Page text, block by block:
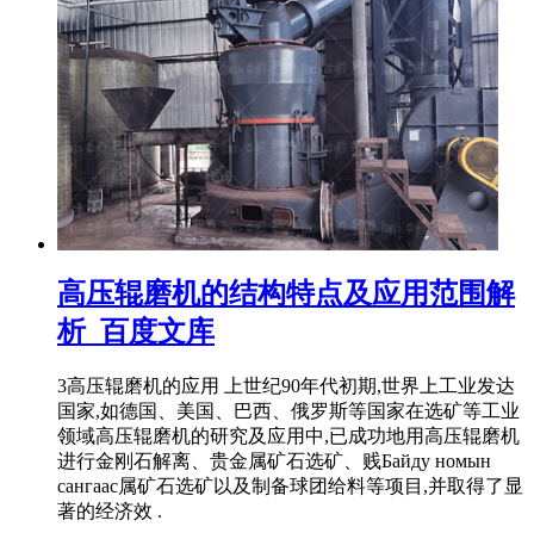
高压辊磨机的结构特点及应用范围解
析_百度文库
3高压辊磨机的应用 上世纪90年代初期,世界上工业发达
国家,如德国、美国、巴西、俄罗斯等国家在选矿等工业
领域高压辊磨机的研究及应用中,已成功地用高压辊磨机
进行金刚石解离、贵金属矿石选矿、贱Байду номын
сангаас属矿石选矿以及制备球团给料等项目,并取得了显
著的经济效 .